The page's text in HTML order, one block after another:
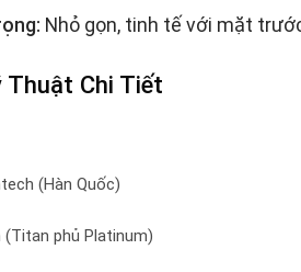
Nhỏ gọn, tinh tế với mặt
Thuật Chi Tiết
(Hàn Quốc)
(Titan phủ Platinum)